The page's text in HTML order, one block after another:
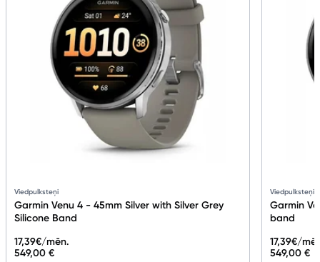
Viedpulksteņi
Garmin Venu 4 - 45mm Silver with Silver Grey
Silicone Band
549,00 €
17,39€/mēn.
Viedpulksteņi
Garmin
band
549,00 €
17,39€/